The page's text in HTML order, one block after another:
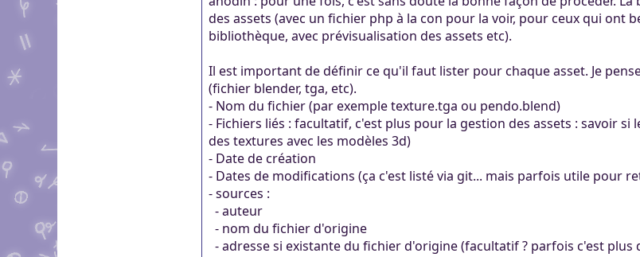
des assets (avec un fichier php à la con pour la voir, pour ceux qui ont
bibliothèque, avec prévisualisation des assets etc).
Il est important de définir ce qu'il faut lister pour chaque asset. Je
(fichier blender, tga, etc).
- Nom du fichier (par exemple texture.tga ou pendo.blend)
- Fichiers liés : facultatif, c'est plus pour la gestion des assets : savoir
des textures avec les modèles 3d)
- Date de création
- Dates de modifications (ça c'est listé via git... mais parfois utile pour
- sources :
- auteur
- nom du fichier d'origine
- adresse si existante du fichier d'origine (facultatif ? parfois c'est plus